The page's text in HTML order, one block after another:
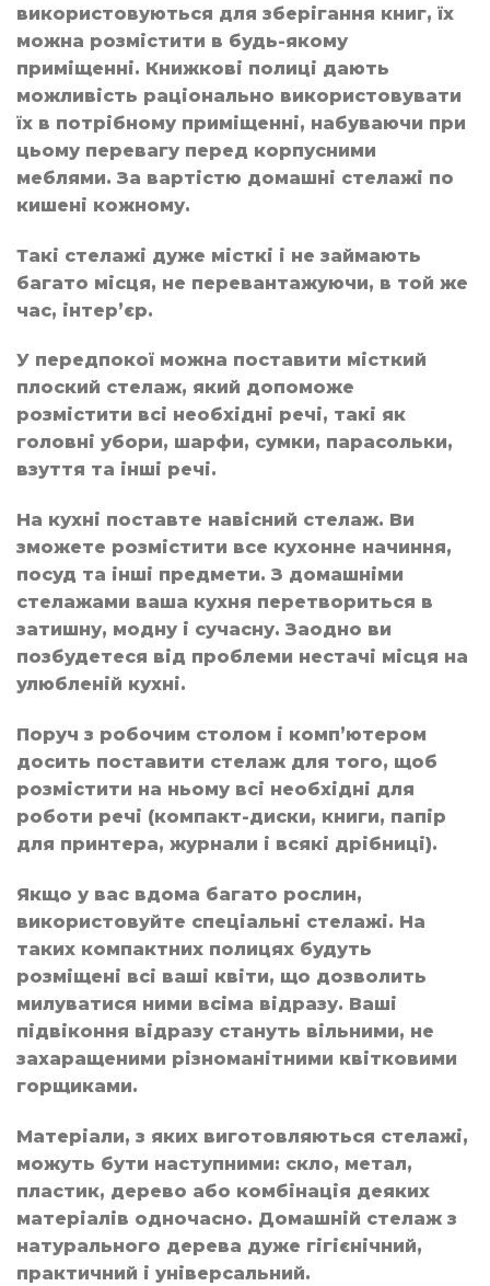
використовуються для зберігання книг, їх
можна розмістити в будь-якому
приміщенні. Книжкові полиці дають
можливість раціонально використовувати
їх в потрібному приміщенні, набуваючи при
цьому перевагу перед корпусними
меблями. За вартістю домашні стелажі по
кишені кожному.
Такі стелажі дуже місткі і не займають
багато місця, не перевантажуючи, в той же
час, інтер’єр.
У передпокої можна поставити місткий
плоский стелаж, який допоможе
розмістити всі необхідні речі, такі як
головні убори, шарфи, сумки, парасольки,
взуття та інші речі.
На кухні поставте навісний стелаж. Ви
зможете розмістити все кухонне начиння,
посуд та інші предмети. З домашніми
стелажами ваша кухня перетвориться в
затишну, модну і сучасну. Заодно ви
позбудетеся від проблеми нестачі місця на
улюбленій кухні.
Поруч з робочим столом і комп’ютером
досить поставити стелаж для того, щоб
розмістити на ньому всі необхідні для
роботи речі (компакт-диски, книги, папір
для принтера, журнали і всякі дрібниці).
Якщо у вас вдома багато рослин,
використовуйте спеціальні стелажі. На
таких компактних полицях будуть
розміщені всі ваші квіти, що дозволить
милуватися ними всіма відразу. Ваші
підвіконня відразу стануть вільними, не
захаращеними різноманітними квітковими
горщиками.
Матеріали, з яких виготовляються стелажі,
можуть бути наступними: скло, метал,
пластик, дерево або комбінація деяких
матеріалів одночасно. Домашній стелаж з
натурального дерева дуже гігієнічний,
практичний і універсальний.